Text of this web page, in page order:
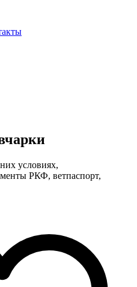
условиях,
РКФ, ветпаспорт,